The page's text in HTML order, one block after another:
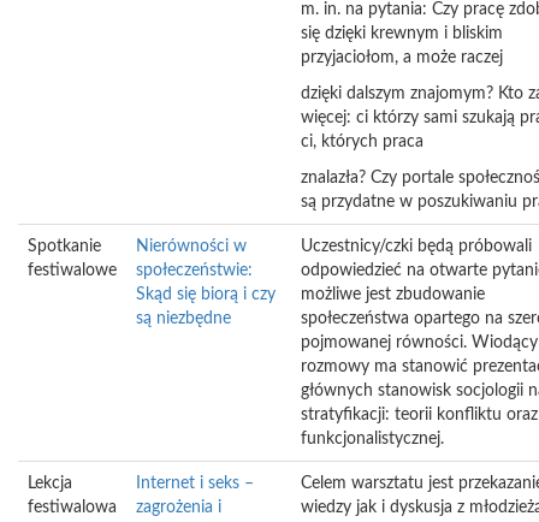
m. in. na pytania: Czy pracę
się dzięki krewnym i bliskim
przyjaciołom, a może raczej
dzięki dalszym znajomym? Kto
więcej: ci którzy sami szukają
ci, których praca
znalazła? Czy portale
są przydatne w poszukiwaniu
Spotkanie
festiwalowe
Nierówności w
społeczeństwie:
Skąd się biorą i czy
są niezbędne
Uczestnicy/czki będą próbowali
odpowiedzieć na otwarte
możliwe jest zbudowanie
społeczeństwa opartego na
pojmowanej równości.
rozmowy ma stanowić
głównych stanowisk socjologii
stratyfikacji: teorii konfliktu
funkcjonalistycznej.
Lekcja
festiwalowa
Internet i seks –
zagrożenia i
Celem warsztatu jest
wiedzy jak i dyskusja z